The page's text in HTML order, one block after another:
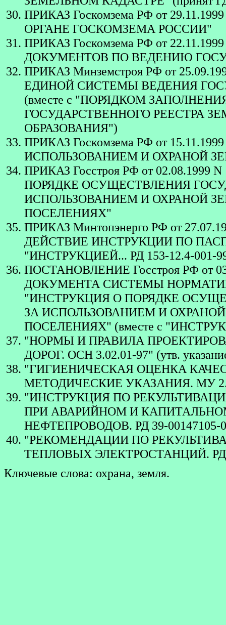
ПРИКАЗ Госкомзема РФ от
ОРГАНЕ ГОСКОМЗЕМА РОССИИ"
ПРИКАЗ Госкомзема РФ от
ДОКУМЕНТОВ ПО ВЕДЕНИЮ
ПРИКАЗ Минземстроя РФ от
ЕДИНОЙ СИСТЕМЫ ВЕДЕНИЯ
(вместе с "ПОРЯДКОМ
ГОСУДАРСТВЕННОГО РЕЕСТРА
ОБРАЗОВАНИЯ")
ПРИКАЗ Госкомзема РФ от
ИСПОЛЬЗОВАНИЕМ И ОХРАНОЙ
ПРИКАЗ Госстроя РФ от
ПОРЯДКЕ ОСУЩЕСТВЛЕНИЯ
ИСПОЛЬЗОВАНИЕМ И ОХРАНОЙ
ПОСЕЛЕНИЯХ"
ПРИКАЗ Минтопэнерго РФ от
ДЕЙСТВИЕ ИНСТРУКЦИИ ПО
"ИНСТРУКЦИЕЙ... РД 153-12.4-001-
ПОСТАНОВЛЕНИЕ Госстроя РФ от
ДОКУМЕНТА СИСТЕМЫ
"ИНСТРУКЦИЯ О ПОРЯДКЕ
ЗА ИСПОЛЬЗОВАНИЕМ И
ПОСЕЛЕНИЯХ" (вместе с
"НОРМЫ И ПРАВИЛА
ДОРОГ. ОСН 3.02.01-97" (утв.
"ГИГИЕНИЧЕСКАЯ ОЦЕНКА
МЕТОДИЧЕСКИЕ УКАЗАНИЯ. МУ
"ИНСТРУКЦИЯ ПО
ПРИ АВАРИЙНОМ И
НЕФТЕПРОВОДОВ. РД 39-00147105-
"РЕКОМЕНДАЦИИ ПО
ТЕПЛОВЫХ ЭЛЕКТРОСТАНЦИЙ. РД
Ключевые слова: охрана, земля.